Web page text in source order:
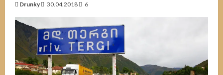
Drunky 30.04.2018 6